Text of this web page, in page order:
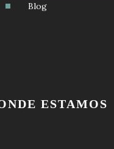
Blog
ESTAMOS